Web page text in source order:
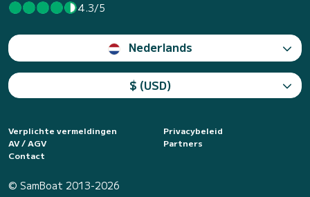
4.3/5
Nederlands
$ (USD)
Verplichte vermeldingen
Privacybeleid
AV / AGV
Partners
Contact
© SamBoat 2013-2026